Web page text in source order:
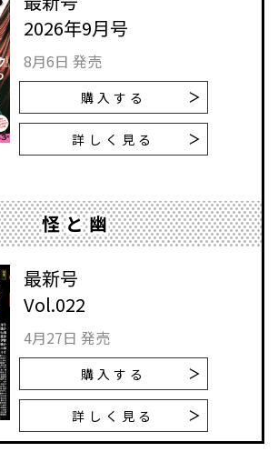
2026年9月号
8月6日 発売
購入する
詳しく見る
怪と幽
最新号
Vol.022
4月27日 発売
購入する
詳しく見る